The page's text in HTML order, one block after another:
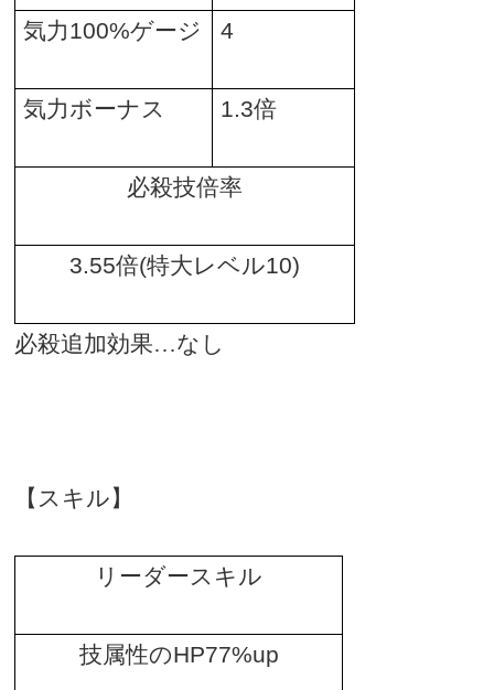
気力100%ゲージ 4
気力ボーナス 1.3倍
必殺技倍率
3.55倍(特大レベル10)
必殺追加効果…なし
【スキル】
リーダースキル
技属性のHP77%up